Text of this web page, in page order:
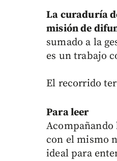
La curaduría
misión de
sumado a la
es un trabajo
El recorrido
Para leer
con el mismo
ideal para